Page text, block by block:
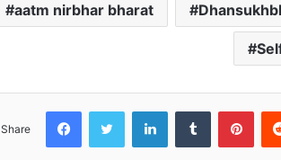
aatm nirbhar bharat
Share